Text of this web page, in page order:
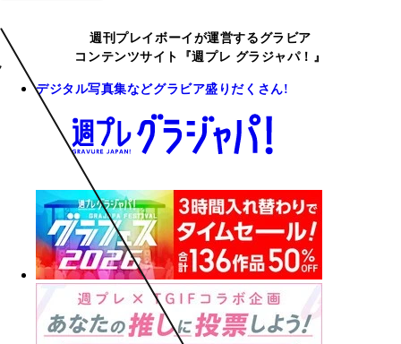
週刊プレイボーイが運営するグラビア
コンテンツサイト『週プレ グラジャパ！』
デジタル写真集などグラビア盛りだくさん!